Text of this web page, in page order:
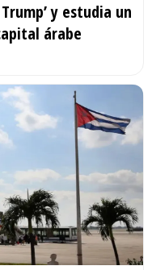
y estudia un
árabe